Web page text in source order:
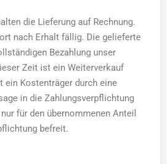
die Lieferung auf Rechnung.
nach Erhalt fällig. Die gelieferte
Bezahlung unser
Zeit ist ein Weiterverkauf
ein Kostenträger durch eine
in die Zahlungsverpflichtung
für den übernommenen Anteil
befreit.